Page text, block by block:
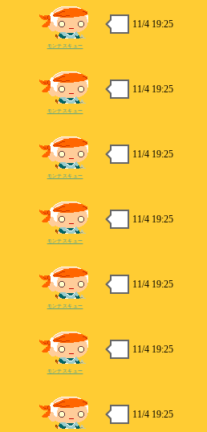
11/4 19:25
モンテスキュー
11/4 19:25
モンテスキュー
11/4 19:25
モンテスキュー
11/4 19:25
モンテスキュー
11/4 19:25
モンテスキュー
11/4 19:25
モンテスキュー
11/4 19:25